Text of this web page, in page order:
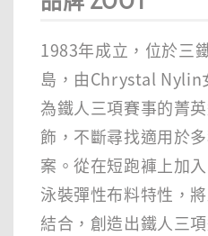
1983年成立，位於三
島，由Chrystal Nylin
為鐵人三項賽事的菁
飾，不斷尋找適用於
案。從在短跑褲上加
泳裝彈性布料特性，
結合，創造出鐵人三